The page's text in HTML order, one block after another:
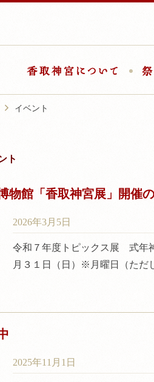
イベント
ト
物館「香取神宮展」開催
2026年3月5日
令和７年度トピックス展 式年
月３１日（日）※月曜日（ただ
2025年11月1日